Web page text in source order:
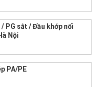
PG sắt / Đầu khớp nối
Nội
PA/PE